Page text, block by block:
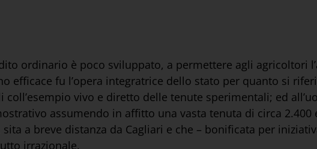
ordinario è poco sviluppato, a permettere agli agricoltori
efficace fu l’opera integratrice dello stato per quanto si
vivo e diretto delle tenute sperimentali; ed
assumendo in affitto una vasta tenuta di circa
a breve distanza da Cagliari e che – bonificata per
irrazionale.